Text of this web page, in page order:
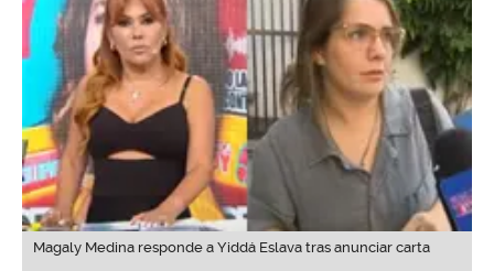
Magaly Medina responde a Yiddá Eslava tras anunciar carta